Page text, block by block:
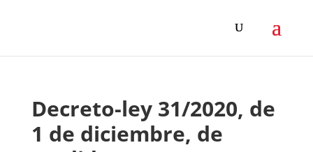
Decreto-ley 31/2020, de
1 de diciembre, de